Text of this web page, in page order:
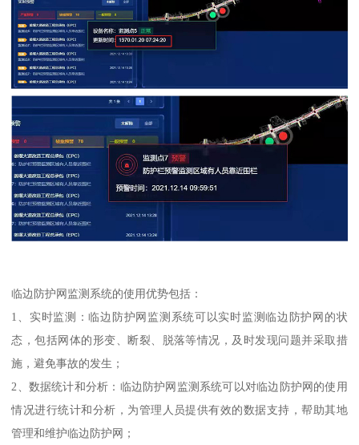
临边防护网监测系统的使用优势包括：
1、实时监测：临边防护网监测系统可以实时监测临边防护网的状
态，包括网体的形变、断裂、脱落等情况，及时发现问题并采取措
施，避免事故的发生；
2、数据统计和分析：临边防护网监测系统可以对临边防护网的使用
情况进行统计和分析，为管理人员提供有效的数据支持，帮助其地
管理和维护临边防护网；